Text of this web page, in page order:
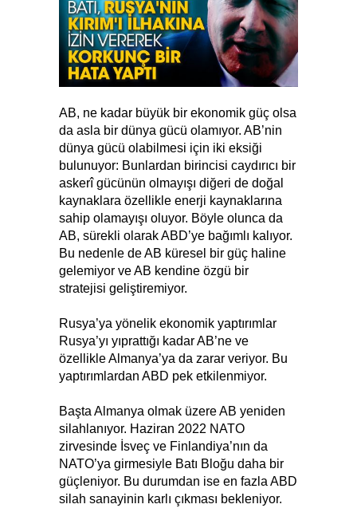
AB, ne kadar büyük bir ekonomik güç olsa
da asla bir dünya gücü olamıyor. AB’nin
dünya gücü olabilmesi için iki eksiği
bulunuyor: Bunlardan birincisi caydırıcı bir
askerî gücünün olmayışı diğeri de doğal
kaynaklara özellikle enerji kaynaklarına
sahip olamayışı oluyor. Böyle olunca da
AB, sürekli olarak ABD’ye bağımlı kalıyor.
Bu nedenle de AB küresel bir güç haline
gelemiyor ve AB kendine özgü bir
stratejisi geliştiremiyor.
Rusya’ya yönelik ekonomik yaptırımlar
Rusya’yı yıprattığı kadar AB’ne ve
özellikle Almanya’ya da zarar veriyor. Bu
yaptırımlardan ABD pek etkilenmiyor.
Başta Almanya olmak üzere AB yeniden
silahlanıyor. Haziran 2022 NATO
zirvesinde İsveç ve Finlandiya’nın da
NATO’ya girmesiyle Batı Bloğu daha bir
güçleniyor. Bu durumdan ise en fazla ABD
silah sanayinin karlı çıkması bekleniyor.